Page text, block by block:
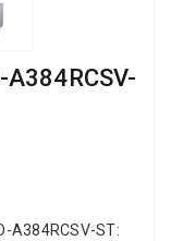
A384RCSV-ST: